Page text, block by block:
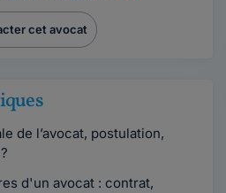
cet avocat
de l’avocat, postulation,
d'un avocat : contrat,